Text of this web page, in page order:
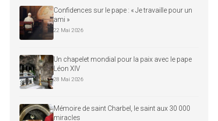
Confidences sur le pape : « Je travaille pour un
ami »
22 Mai 2026
Un chapelet mondial pour la paix avec le pape
Léon XIV
28 Mai 2026
Mémoire de saint Charbel, le saint aux 30 000
miracles